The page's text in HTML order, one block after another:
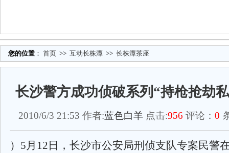
您的位置 ： 首页 >> 互动长株潭 >> 长株潭茶座
长沙警方成功侦破系列“持枪抢劫
2010/6/3 21:53 作者:蓝色白羊 点击:956 评论： 0
）5月12日，长沙市公安局刑侦支队专案民警